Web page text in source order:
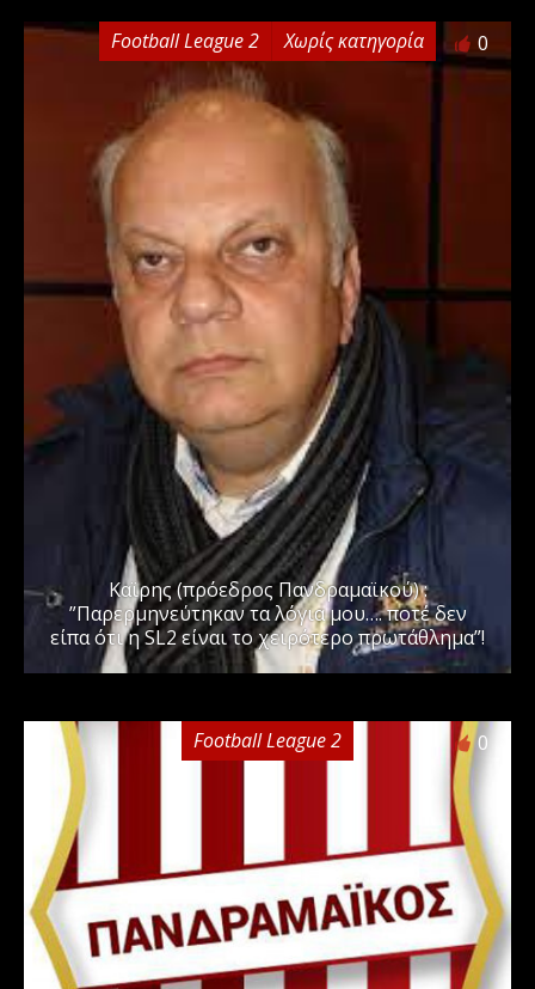
Football League 2 Χωρίς κατηγορία 0
Καϊρης (πρόεδρος Πανδραμαϊκού) :
”Παρερμηνεύτηκαν τα λόγια μου…. ποτέ δεν
είπα ότι η SL2 είναι το χειρότερο πρωτάθλημα”!
Football League 2 0